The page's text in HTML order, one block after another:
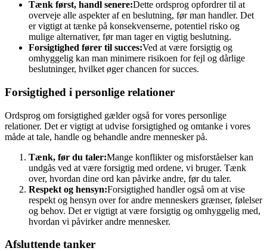
Tænk først, handl senere:Dette ordsprog opfordrer til at
overveje alle aspekter af en beslutning, før man handler. Det
er vigtigt at tænke på konsekvenserne, potentiel risko og
mulige alternativer, før man tager en vigtig beslutning.
Forsigtighed fører til succes:Ved at være forsigtig og
omhyggelig kan man minimere risikoen for fejl og dårlige
beslutninger, hvilket øger chancen for succes.
Forsigtighed i personlige relationer
Ordsprog om forsigtighed gælder også for vores personlige
relationer. Det er vigtigt at udvise forsigtighed og omtanke i vores
måde at tale, handle og behandle andre mennesker på.
Tænk, før du taler:Mange konflikter og misforståelser kan
undgås ved at være forsigtig med ordene, vi bruger. Tænk
over, hvordan dine ord kan påvirke andre, før du taler.
Respekt og hensyn:Forsigtighed handler også om at vise
respekt og hensyn over for andre menneskers grænser, følelser
og behov. Det er vigtigt at være forsigtig og omhyggelig med,
hvordan vi påvirker andre mennesker.
Afsluttende tanker